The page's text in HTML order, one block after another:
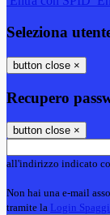
Seleziona
button close ×
Recupero
button close ×
all'indirizzo indicato
Non hai una e-mail
tramite la Login